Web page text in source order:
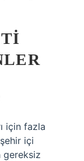
için fazla
içi
gereksiz